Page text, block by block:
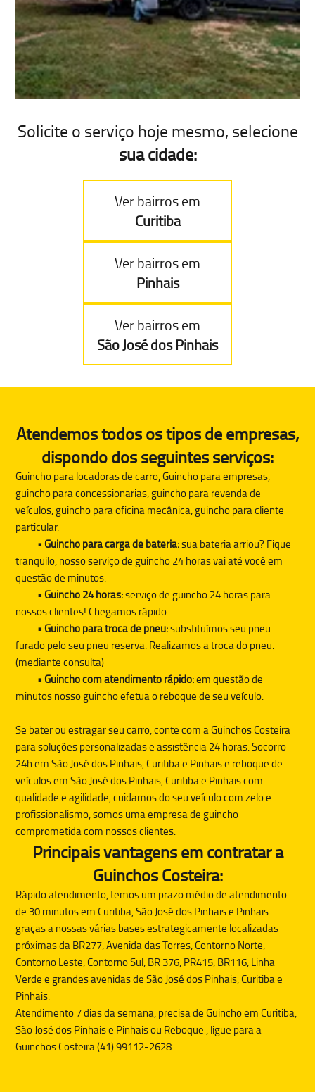
Solicite o serviço hoje mesmo, selecione
sua cidade:
Ver bairros em
Curitiba
Ver bairros em
Pinhais
Ver bairros em
São José dos Pinhais
Atendemos todos os tipos de empresas,
dispondo dos seguintes serviços:
Guincho para locadoras de carro, Guincho para empresas,
guincho para concessionarias, guincho para revenda de
veículos, guincho para oficina mecânica, guincho para cliente
particular.
• Guincho para carga de bateria:sua bateria arriou? Fique
tranquilo, nosso serviço de guincho 24 horas vai até você em
questão de minutos.
• Guincho 24 horas:serviço de guincho 24 horas para
nossos clientes! Chegamos rápido.
• Guincho para troca de pneu:substituímos seu pneu
furado pelo seu pneu reserva. Realizamos a troca do pneu.
(mediante consulta)
• Guincho com atendimento rápido:em questão de
minutos nosso guincho efetua o reboque de seu veículo.
Se bater ou estragar seu carro, conte com aGuinchos Costeira
para soluções personalizadas e assistência 24 horas. Socorro
24h em São José dos Pinhais, Curitiba e Pinhais e reboque de
veículos em São José dos Pinhais, Curitiba e Pinhais com
qualidade e agilidade, cuidamos do seu veículo com zelo e
profissionalismo, somos uma empresa de guincho
comprometida com nossos clientes.
Principais vantagens em contratar a
Guinchos Costeira:
Rápido atendimento, temos um prazo médio de atendimento
de 30 minutos em Curitiba, São José dos Pinhais e Pinhais
graças a nossas várias bases estrategicamente localizadas
próximas da BR277, Avenida das Torres, Contorno Norte,
Contorno Leste, Contorno Sul, BR 376, PR415, BR116, Linha
Verde e grandes avenidas de São José dos Pinhais, Curitiba e
Pinhais.
Atendimento 7 dias da semana, precisa deGuinchoem Curitiba,
São José dos Pinhais e Pinhais ou Reboque , ligue para a
Guinchos Costeira (41) 99112-2628